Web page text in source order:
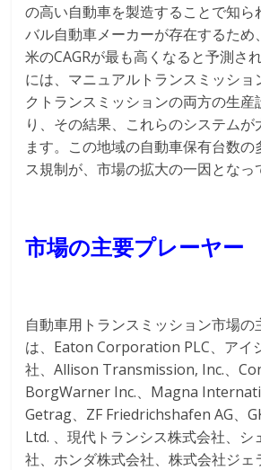
の高い自動車を製造することで知ら
バル自動車メーカーが存在するため
米のCAGRが最も高くなると予測さ
には、マニュアルトランスミッショ
クトランスミッションの両方の生産
り、その結果、これらのシステムが
ます。この地域の自動車保有台数
ス規制が、市場の拡大の一因となっ
市場の主要プレーヤー
自動車用トランスミッション市場の
は、Eaton Corporation PLC、アイ
社、Allison Transmission, Inc.、
BorgWarner Inc.、Magna
Getrag、ZF Friedrichshafen AG、
Ltd. 、現代トランシス株式会社、シ
社、ホンダ株式会社、株式会社ジェ